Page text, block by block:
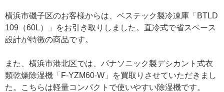
横浜市磯子区のお客様からは、ベステック製冷凍庫「BTLD
109（60L）」をお引き取りしました。直冷式で省スペース
設計が特徴の商品です。
また、横浜市港北区では、パナソニック製デシカント式衣
類乾燥除湿機「F-YZM60-W」を買取りさせていただきまし
た。こちらは軽量コンパクトで使いやすい除湿機です。